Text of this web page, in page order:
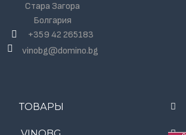
Стара Загора
Болгария
+359 42 265183
vinobg@domino.bg
ТОВАРЫ